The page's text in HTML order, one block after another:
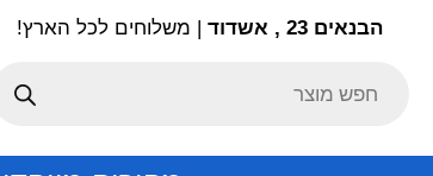
הבנאים 23 , אשדוד | משלוחים לכל הארץ!